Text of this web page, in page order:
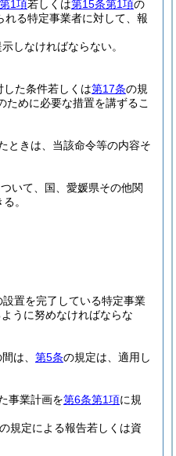
1項若しくは第15条第1項の
れる特定事業者に対して、報
しなければならない。
た条件若しくは第17条の規
めに必要な措置を講ずるこ
ときは、当該命令等の内容そ
いて、国、愛媛県その他関
。
置を完了している特定事業
うに努めなければならな
は、 第5条の規定は、適用し
事業計画を第6条第1項に規
の規定による報告若しくは資